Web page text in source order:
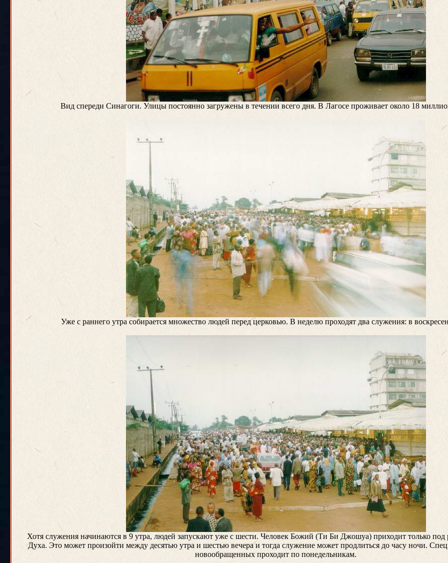
Вид спереди Синагоги. Улицы постоянно загружены в течении всего дня. В Лагосе проживает около 18
Уже с раннего утра собирается множество людей перед церковью. В неделю проходят два служения: в
Хотя служения начинаются в 9 утра, людей запускают уже с шести. Человек Божий (Ти Би Джошуа) приходит только под
Духа. Это может произойти между десятью утра и шестью вечера и тогда служение может продлиться до часу ночи.
новообращенных проходит по понедельникам.